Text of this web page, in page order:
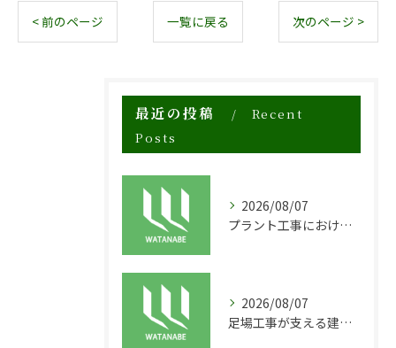
< 前のページ 一覧に戻る 次のページ >
最近の投稿
Recent
Posts
2026/08/07
プラント工事における足場工事の安全対策と施工の重要性
2026/08/07
足場工事が支える建物の長寿命化と外装塗装の重要性